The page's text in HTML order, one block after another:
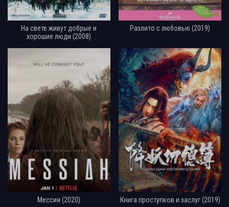
На свете живут добрые и
хорошие люди (2008)
Разлито с любовью (2019)
Мессия (2020) Книга проступков и заслуг (2019)